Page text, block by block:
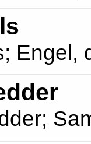
Engel,